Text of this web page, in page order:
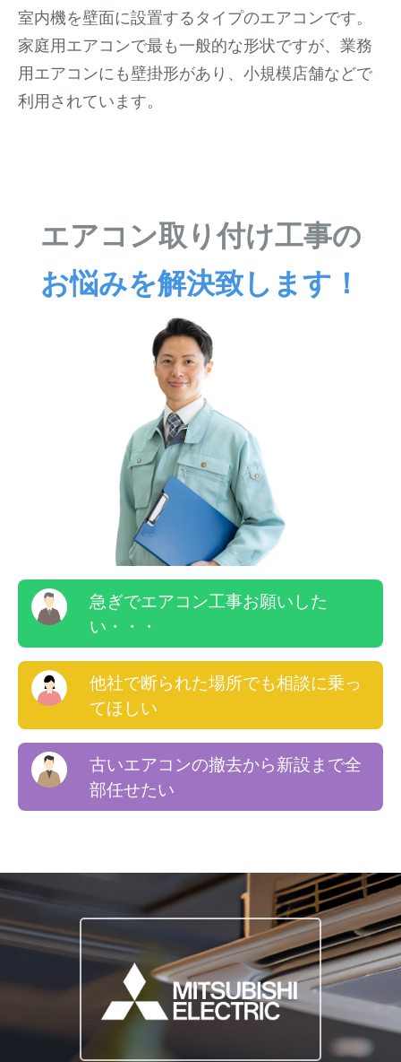
室内機を壁面に設置するタイプのエアコンです。
家庭用エアコンで最も一般的な形状ですが、業務
用エアコンにも壁掛形があり、小規模店舗などで
利用されています。
エアコン取り付け工事の
お悩みを解決致します！
急ぎでエアコン工事お願いした
い・・・
他社で断られた場所でも相談に乗っ
てほしい
古いエアコンの撤去から新設まで全
部任せたい